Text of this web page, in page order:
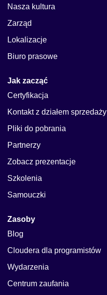
Nasza kultura
Zarząd
Lokalizacje
Biuro prasowe
Jak zacząć
Certyfikacja
Kontakt z działem sprzedaży
Pliki do pobrania
Partnerzy
Zobacz prezentacje
Szkolenia
Samouczki
Zasoby
Blog
Cloudera dla programistów
Wydarzenia
Centrum zaufania